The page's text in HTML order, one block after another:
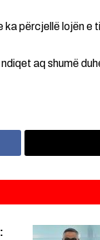
ka përcjellë lojën
aq shumë